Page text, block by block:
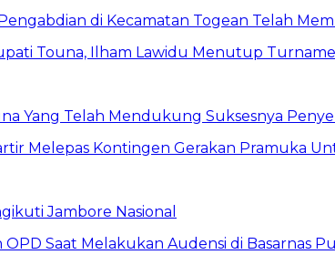
di Kecamatan Togean Telah
Yang Telah Mendukung Suksesnya
Jambore Nasional